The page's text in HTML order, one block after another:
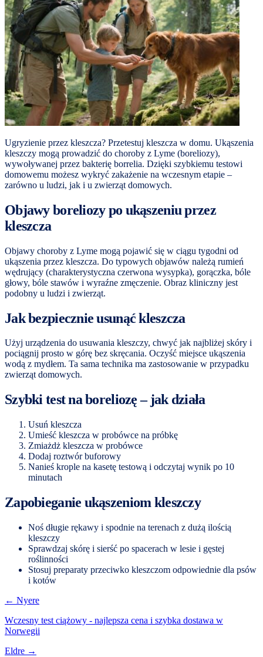
Ugryzienie przez kleszcza? Przetestuj kleszcza w domu. Ukąszenia
kleszczy mogą prowadzić do choroby z Lyme (boreliozy),
wywoływanej przez bakterię borrelia. Dzięki szybkiemu testowi
domowemu możesz wykryć zakażenie na wczesnym etapie –
zarówno u ludzi, jak i u zwierząt domowych.
Objawy boreliozy po ukąszeniu przez
kleszcza
Objawy choroby z Lyme mogą pojawić się w ciągu tygodni od
ukąszenia przez kleszcza. Do typowych objawów należą rumień
wędrujący (charakterystyczna czerwona wysypka), gorączka, bóle
głowy, bóle stawów i wyraźne zmęczenie. Obraz kliniczny jest
podobny u ludzi i zwierząt.
Jak bezpiecznie usunąć kleszcza
Użyj urządzenia do usuwania kleszczy, chwyć jak najbliżej skóry i
pociągnij prosto w górę bez skręcania. Oczyść miejsce ukąszenia
wodą z mydłem. Ta sama technika ma zastosowanie w przypadku
zwierząt domowych.
Szybki test na boreliozę – jak działa
Usuń kleszcza
Umieść kleszcza w probówce na próbkę
Zmiażdż kleszcza w probówce
Dodaj roztwór buforowy
Nanieś krople na kasetę testową i odczytaj wynik po 10
minutach
Zapobieganie ukąszeniom kleszczy
Noś długie rękawy i spodnie na terenach z dużą ilością
kleszczy
Sprawdzaj skórę i sierść po spacerach w lesie i gęstej
roślinności
Stosuj preparaty przeciwko kleszczom odpowiednie dla psów
i kotów
← Nyere
Wczesny test ciążowy - najlepsza cena i szybka dostawa w
Norwegii
Eldre →